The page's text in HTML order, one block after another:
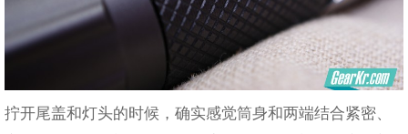
拧开尾盖和灯头的时候，确实感觉筒身和两端结合紧密、